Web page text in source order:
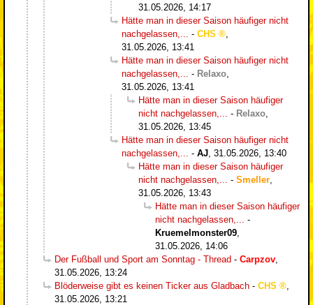
31.05.2026, 14:17
Hätte man in dieser Saison häufiger nicht
nachgelassen,...
- CHS
31.05.2026, 13:41
Hätte man in dieser Saison häufiger nicht
nachgelassen,...
- Relaxo
31.05.2026, 13:41
Hätte man in dieser Saison häufiger
nicht nachgelassen,...
- Relaxo
31.05.2026, 13:45
Hätte man in dieser Saison häufiger nicht
nachgelassen,...
- AJ 31.05.2026, 13:40
Hätte man in dieser Saison häufiger
nicht nachgelassen,...
- Smeller
31.05.2026, 13:43
Hätte man in dieser Saison häufiger
nicht nachgelassen,...
-
Kruemelmonster09
31.05.2026, 14:06
Der Fußball und Sport am Sonntag - Thread - Carpzov
31.05.2026, 13:24
Blöderweise gibt es keinen Ticker aus Gladbach - CHS
31.05.2026, 13:21